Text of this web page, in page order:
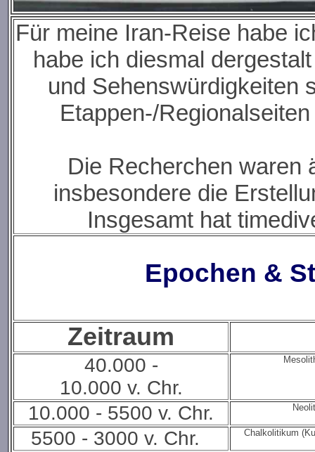
Für meine Iran-Reise habe
habe ich diesmal
und Sehenswürdigkeiten
Etappen-/
Die Recherchen waren
insbesondere die
Insgesamt hat
Epochen &
Zeitraum
40.000 -
10.000 v. Chr.
10.000 - 5500 v. Chr.
5500 - 3000 v. Chr. Chalkolitikum